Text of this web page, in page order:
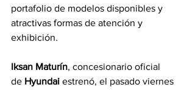
portafolio de modelos disponibles y
atractivas formas de atención y
exhibición.
Iksan Maturín, concesionario oficial
de Hyundai estrenó, el pasado viernes